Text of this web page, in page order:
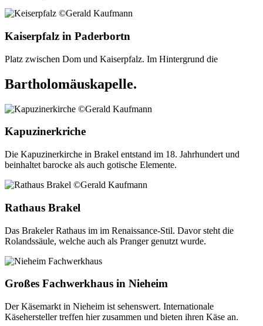
Kaiserpfalz in Paderbortn
Platz zwischen Dom und Kaiserpfalz. Im Hintergrund die
Bartholomäuskapelle.
Kapuzinerkriche
Die Kapuzinerkirche in Brakel entstand im 18. Jahrhundert und
beinhaltet barocke als auch gotische Elemente.
Rathaus Brakel
Das Brakeler Rathaus im im Renaissance-Stil. Davor steht die
Rolandssäule, welche auch als Pranger genutzt wurde.
Großes Fachwerkhaus in Nieheim
Der Käsemarkt in Nieheim ist sehenswert. Internationale
Käsehersteller treffen hier zusammen und bieten ihren Käse an.